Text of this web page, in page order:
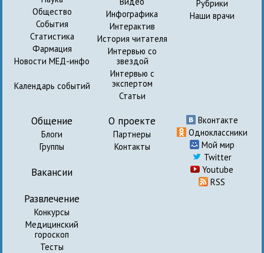
Общество
События
Статистика
Фармация
Новости МЕД-инфо
Календарь событий
Инфографика
Интерактив
История читателя
Интервью со
звездой
Интервью с
экспертом
Статьи
Рубрики
Наши врачи
Общение
Блоги
Группы
Вакансии
Развлечение
Конкурсы
Медицинский
гороскоп
Тесты
О проекте
Партнеры
Контакты
Вконтакте
Одноклассники
Мой мир
Twitter
Youtube
RSS